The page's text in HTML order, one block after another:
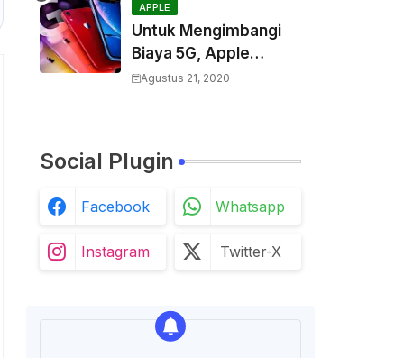
APPLE
Untuk Mengimbangi
Biaya 5G, Apple
Berencana
Agustus 21, 2020
Social Plugin
Facebook Whatsapp
Instagram Twitter-X